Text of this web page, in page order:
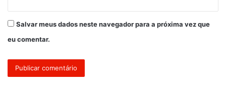
Salvar meus dados neste navegador para a próxima vez que
eu comentar.